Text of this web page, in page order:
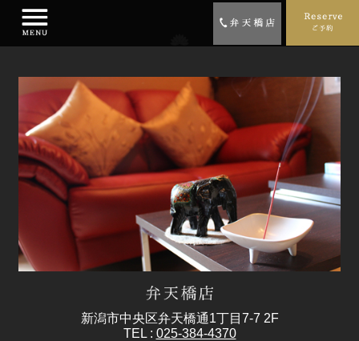
新潟市中央区弁天橋通1丁目7-7 2F
TEL : 025-384-4370